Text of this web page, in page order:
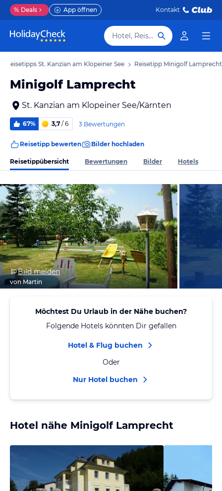
% Deals App öffnen Kontakt
Hotel, Reiseziel
Reisetipps St. Kanzian am Klopeiner See Reisetipp Minigolf Lamprecht
Minigolf Lamprecht
St. Kanzian am Klopeiner See/Kärnten
67% 3,7 / 6 3 Bewertungen
Reisetipp bewerten Bilder hochladen
Reisetippübersicht Bewertungen Bilder Hotels
Bild melden
von Martin
Möchtest Du Urlaub in der Nähe buchen?
Folgende Hotels könnten Dir gefallen
Hotel & Flug buchen
Oder
Nur Hotel buchen
Hotel nähe Minigolf Lamprecht